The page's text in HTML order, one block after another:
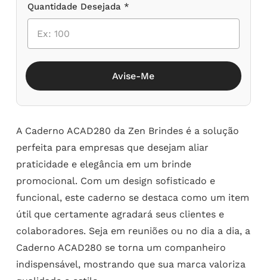
Quantidade Desejada *
Avise-Me
A Caderno ACAD280 da Zen Brindes é a solução
perfeita para empresas que desejam aliar
praticidade e elegância em um brinde
promocional. Com um design sofisticado e
funcional, este caderno se destaca como um item
útil que certamente agradará seus clientes e
colaboradores. Seja em reuniões ou no dia a dia, a
Caderno ACAD280 se torna um companheiro
indispensável, mostrando que sua marca valoriza